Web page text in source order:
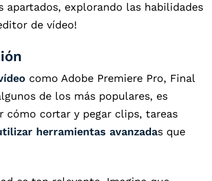
apartados, explorando las habilidades
de vídeo!
como Adobe Premiere Pro, Final
de los más populares, es
cómo cortar y pegar clips, tareas
herramientas avanzadas que